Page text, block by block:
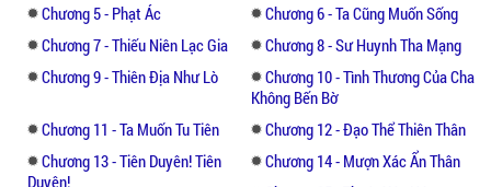
Đạo trời mênh mông, chỉ mình ta đi!
Chương 5 - Phạt Ác
Chương 6 - Ta Cũng Muốn Sống
Chương 7 - Thiếu Niên Lạc Gia
Chương 8 - Sư Huynh Tha Mạng
Chương 9 - Thiên Địa Như Lò
Chương 10 - Tình Thương Của Cha
Không Bến Bờ
Chương 11 - Ta Muốn Tu Tiên
Chương 12 - Đạo Thể Thiên Thân
Chương 13 - Tiên Duyên! Tiên
Duyên!
Chương 14 - Mượn Xác Ẩn Thân